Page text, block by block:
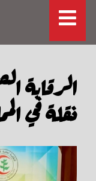
الرقابة
نقلة في